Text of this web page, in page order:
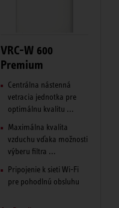
VRC-W 600
Premium
Centrálna nástenná
vetracia jednotka pre
optimálnu kvalitu ...
Maximálna kvalita
vzduchu vďaka možnosti
výberu filtra ...
Pripojenie k sieti Wi-Fi
pre pohodlnú obsluhu